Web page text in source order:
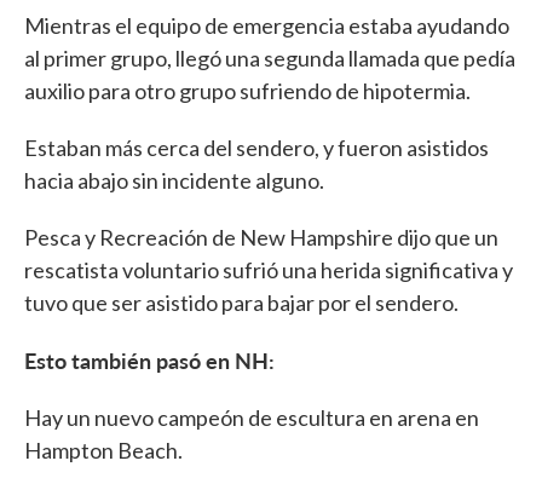
Mientras el equipo de emergencia estaba ayudando
al primer grupo, llegó una segunda llamada que pedía
auxilio para otro grupo sufriendo de hipotermia.
Estaban más cerca del sendero, y fueron asistidos
hacia abajo sin incidente alguno.
Pesca y Recreación de New Hampshire dijo que un
rescatista voluntario sufrió una herida significativa y
tuvo que ser asistido para bajar por el sendero.
Esto también pasó en NH:
Hay un nuevo campeón de escultura en arena en
Hampton Beach.